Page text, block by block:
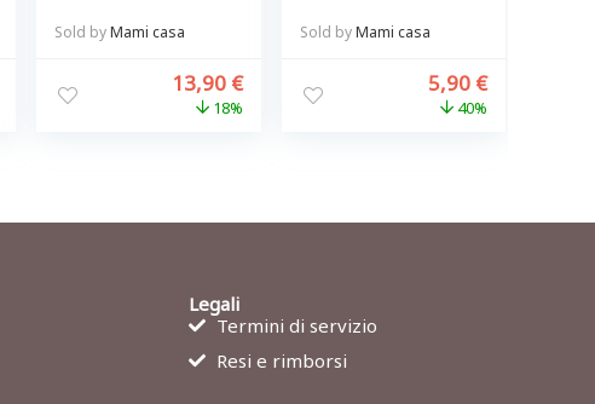
Sold byMami casa
13,90 €
18%
Sold by Mami casa
5,90 €
40%
Legali
Termini di servizio
Resi e rimborsi